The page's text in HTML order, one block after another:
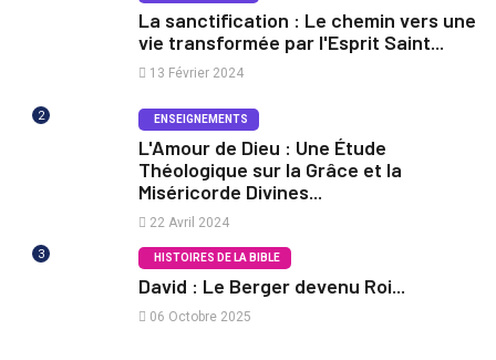
La sanctification : Le chemin vers une
vie transformée par l'Esprit Saint...
13 Février 2024
2 ENSEIGNEMENTS
L'Amour de Dieu : Une Étude
Théologique sur la Grâce et la
Miséricorde Divines...
22 Avril 2024
3 HISTOIRES DE LA BIBLE
David : Le Berger devenu Roi...
06 Octobre 2025